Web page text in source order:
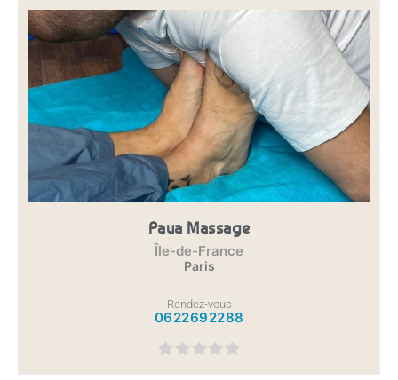
Paua Massage
Île-de-France
Paris
Rendez-vous
0622692288